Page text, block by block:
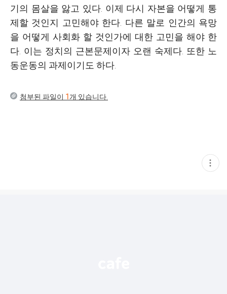
기의 몸살을 앓고 있다. 이제 다시 자본을 어떻게 통
제할 것인지 고민해야 한다. 다른 말로 인간의 욕망
을 어떻게 사회화 할 것인가에 대한 고민을 해야 한
다. 이는 정치의 근본문제이자 오랜 숙제다. 또한 노
동운동의 과제이기도 하다.
첨부된 파일이 1 개 있습니다.
현
재